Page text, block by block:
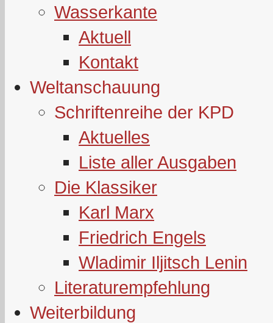
Wasserkante
Aktuell
Kontakt
Weltanschauung
Schriftenreihe der KPD
Aktuelles
Liste aller Ausgaben
Die Klassiker
Karl Marx
Friedrich Engels
Wladimir Iljitsch Lenin
Literaturempfehlung
Weiterbildung